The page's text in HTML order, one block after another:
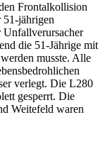
Frontalkollision
51-jährigen
die 51-Jährige mit
musste. Alle
verlegt. Die L280
gesperrt. Die
Weitefeld waren